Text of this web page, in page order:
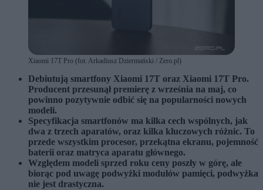
Xiaomi 17T Pro (fot. Arkadiusz Dziermański / Zero.pl)
Debiutują smartfony Xiaomi 17T oraz Xiaomi 17T Pro.
Producent przesunął premierę z września na maj, co
powinno pozytywnie odbić się na popularności nowych
modeli.
Specyfikacja smartfonów ma kilka cech wspólnych, jak
dwa z trzech aparatów, oraz kilka kluczowych różnic. To
przede wszystkim procesor, przekątna ekranu, pojemność
baterii oraz matryca aparatu głównego.
Względem modeli sprzed roku ceny poszły w górę, ale
biorąc pod uwagę podwyżki modułów pamięci, podwyżka
nie jest drastyczna.